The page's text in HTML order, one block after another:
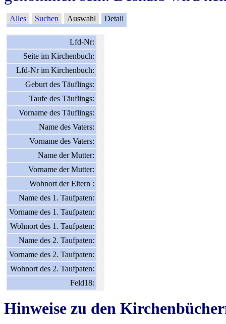
Alles Suchen Auswahl Detail
Lfd-Nr:
Seite im Kirchenbuch:
Lfd-Nr im Kirchenbuch:
Geburt des Täuflings:
Taufe des Täuflings:
Vorname des Täuflings:
Name des Vaters:
Vorname des Vaters:
Name der Mutter:
Vorname der Mutter:
Wohnort der Eltern :
Name des 1. Taufpaten:
Vorname des 1. Taufpaten:
Wohnort des 1. Taufpaten:
Name des 2. Taufpaten:
Vorname des 2. Taufpaten:
Wohnort des 2. Taufpaten:
Feld18:
Hinweise zu den